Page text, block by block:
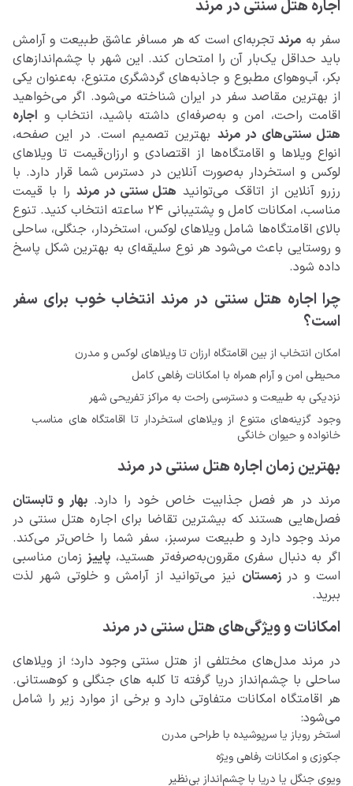
اجاره هتل سنتی در مرند
سفر به مرندتجربه‌ای است که هر مسافر عاشق طبیعت و آرامش
باید حداقل یک‌بار آن را امتحان کند. این شهر با چشم‌اندازهای
بکر، آب‌وهوای مطبوع و جاذبه‌های گردشگری متنوع، به‌عنوان یکی
از بهترین مقاصد سفر در ایران شناخته می‌شود. اگر می‌خواهید
اقامت راحت، امن و به‌صرفه‌ای داشته باشید، انتخاب و اجاره
هتل سنتی‌های در مرند بهترین تصمیم است. در این صفحه،
انواع ویلاها و اقامتگاه‌ها از اقتصادی و ارزان‌قیمت تا ویلاهای
لوکس و استخردار به‌صورت آنلاین در دسترس شما قرار دارد. با
رزرو آنلاین از اتاقک می‌توانید هتل سنتی در مرند را با قیمت
مناسب، امکانات کامل و پشتیبانی ۲۴ ساعته انتخاب کنید. تنوع
بالای اقامتگاه‌ها شامل ویلاهای لوکس، استخردار، جنگلی، ساحلی
و روستایی باعث می‌شود هر نوع سلیقه‌ای به بهترین شکل پاسخ
داده شود.
چرا اجاره هتل سنتی در مرند انتخاب خوب برای سفر
است؟
امکان انتخاب از بین اقامتگاه ارزان تا ویلاهای لوکس و مدرن
محیطی امن و آرام همراه با امکانات رفاهی کامل
نزدیکی به طبیعت و دسترسی راحت به مراکز تفریحی شهر
وجود گزینه‌های متنوع از ویلاهای استخردار تا اقامتگاه های مناسب
خانواده و حیوان خانگی
بهترین زمان اجاره هتل سنتی در مرند
مرند در هر فصل جذابیت خاص خود را دارد.بهار و تابستان
فصل‌هایی هستند که بیشترین تقاضا برای اجاره هتل سنتی در
مرند وجود دارد و طبیعت سرسبز، سفر شما را خاص‌تر می‌کند.
اگر به دنبال سفری مقرون‌به‌صرفه‌تر هستید، پاییز زمان مناسبی
است و درزمستان نیز می‌توانید از آرامش و خلوتی شهر لذت
ببرید.
امکانات و ویژگی‌های هتل سنتی‌ در مرند
در مرند مدل‌های مختلفی از هتل سنتی وجود دارد؛ از ویلاهای
ساحلی با چشم‌انداز دریا گرفته تا کلبه های جنگلی و کوهستانی.
هر اقامتگاه امکانات متفاوتی دارد و برخی از موارد زیر را شامل
می‌شود:
استخر روباز یا سرپوشیده با طراحی مدرن
جکوزی و امکانات رفاهی ویژه
ویوی جنگل یا دریا با چشم‌انداز بی‌نظیر